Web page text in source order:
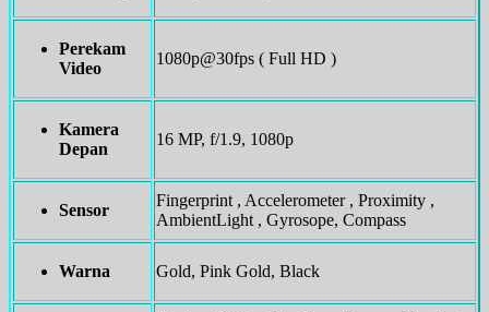
Perekam
Video
1080p@30fps ( Full HD )
Kamera
Depan
16 MP, f/1.9, 1080p
Sensor
Fingerprint , Accelerometer , Proximity ,
AmbientLight , Gyrosope, Compass
Warna Gold, Pink Gold, Black